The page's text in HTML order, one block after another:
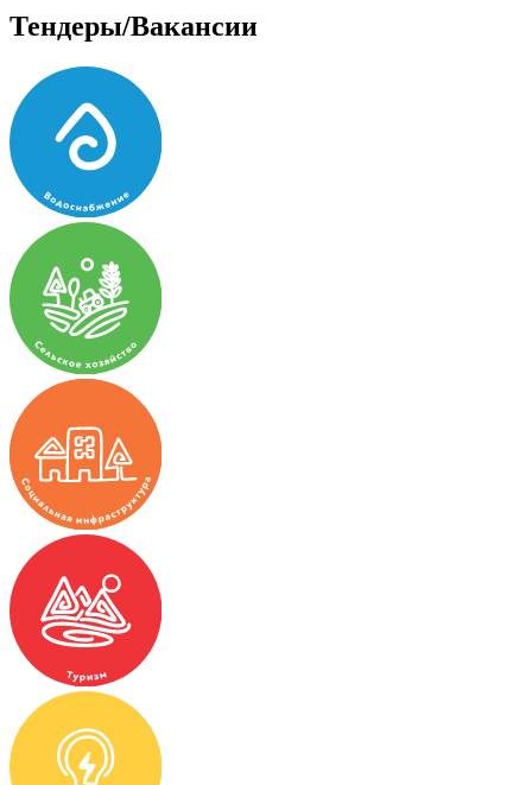
Тендеры/Вакансии